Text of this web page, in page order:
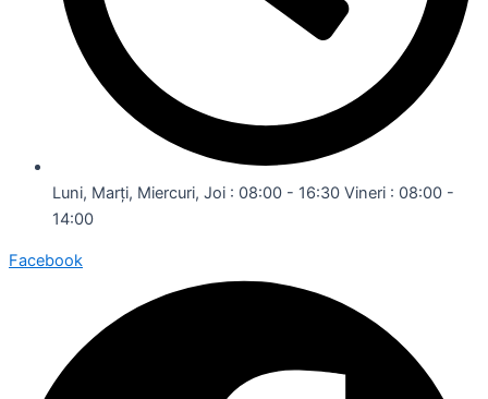
Luni, Marți, Miercuri, Joi : 08:00 - 16:30 Vineri : 08:00 -
14:00
Facebook